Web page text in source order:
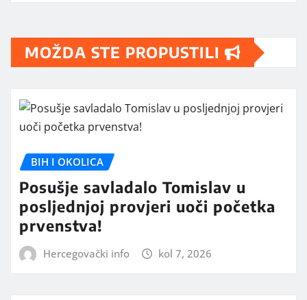
MOŽDA STE PROPUSTILI
BIH I OKOLICA
Posušje savladalo Tomislav u
posljednjoj provjeri uoči početka
prvenstva!
Hercegovački info kol 7, 2026